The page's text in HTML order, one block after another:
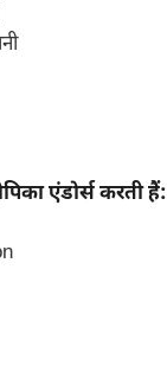
एंडोर्स करती हैं: